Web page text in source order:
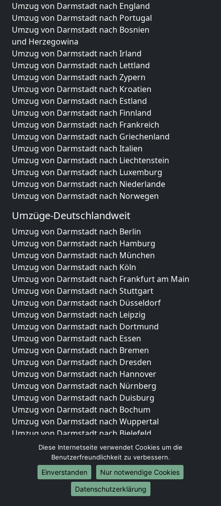
Umzug von Darmstadt nach England
Umzug von Darmstadt nach Portugal
Umzug von Darmstadt nach Bosnien
und Herzegowina
Umzug von Darmstadt nach Irland
Umzug von Darmstadt nach Lettland
Umzug von Darmstadt nach Zypern
Umzug von Darmstadt nach Kroatien
Umzug von Darmstadt nach Estland
Umzug von Darmstadt nach Finnland
Umzug von Darmstadt nach Frankreich
Umzug von Darmstadt nach Griechenland
Umzug von Darmstadt nach Italien
Umzug von Darmstadt nach Liechtenstein
Umzug von Darmstadt nach Luxemburg
Umzug von Darmstadt nach Niederlande
Umzug von Darmstadt nach Norwegen
Umzüge-Deutschlandweit
Umzug von Darmstadt nach Berlin
Umzug von Darmstadt nach Hamburg
Umzug von Darmstadt nach München
Umzug von Darmstadt nach Köln
Umzug von Darmstadt nach Frankfurt am Main
Umzug von Darmstadt nach Stuttgart
Umzug von Darmstadt nach Düsseldorf
Umzug von Darmstadt nach Leipzig
Umzug von Darmstadt nach Dortmund
Umzug von Darmstadt nach Essen
Umzug von Darmstadt nach Bremen
Umzug von Darmstadt nach Dresden
Umzug von Darmstadt nach Hannover
Umzug von Darmstadt nach Nürnberg
Umzug von Darmstadt nach Duisburg
Umzug von Darmstadt nach Bochum
Umzug von Darmstadt nach Wuppertal
Umzug von Darmstadt nach Bielefeld
Umzug von Darmstadt nach Bonn
Umzug von Darmstadt nach Münster
Internationale-Umzüge
Umzug von Darmstadt nach Brasilien
Diese Internetseite verwendet Cookies um die
Benutzerfreundlichkeit zu verbessern.
Einverstanden
Nur notwendige Cookies
Datenschutzerklärung